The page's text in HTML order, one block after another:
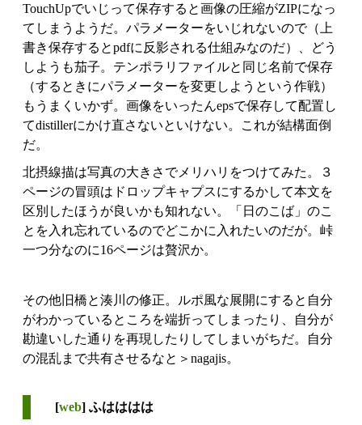
TouchUpでいじって保存すると画像の圧縮がZIPになっ
てしまうようだ。パラメーターをいじれないので（上
書き保存するとpdfに反影される仕組みなのだ）、どう
しようも茄子。テンポラリファイルと同じ名前で保存
（するときにパラメーターを変更しようという作戦）
もうまくいかず。画像をいったんepsで保存して配置し
てdistillerにかけ直さないといけない。これが結構面倒
だ。
北摂線描は写真の大きさでメリハリをつけてみた。３
ページの冒頭はドロップキャプスにするかして本文を
区別したほうが良いかも知れない。「日のこば」のこ
とを入れ忘れているのでどこかに入れたいのだが。峠
一つ分なのに16ページは贅沢か。
その他旧橋と湊川の修正。ルポ風な展開にすると自分
がわかっているところを端折ってしまったり、自分が
勘違いした通りを再現したりしてしまいがちだ。自分
の混乱まで共有させるなと＞nagajis。
[web] ふはははは